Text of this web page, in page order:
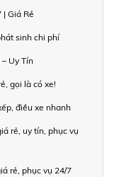
| Giá Rẻ
sinh chi phí
Uy Tín
gọi là có xe!
điều xe nhanh
rẻ, uy tín, phục vụ
rẻ, phục vụ 24/7